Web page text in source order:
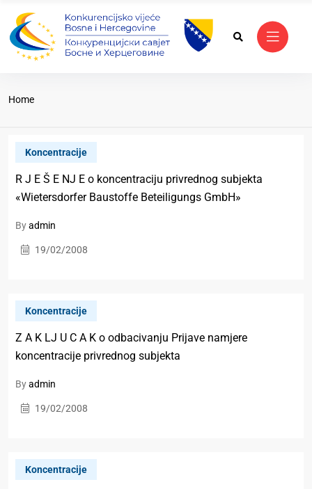
Home
Koncentracije
R J E Š E NJ E o koncentraciju privrednog subjekta
«Wietersdorfer Baustoffe Beteiligungs GmbH»
Byadmin
19/02/2008
Koncentracije
Z A K LJ U C A K o odbacivanju Prijave namjere
koncentracije privrednog subjekta
Byadmin
19/02/2008
Koncentracije